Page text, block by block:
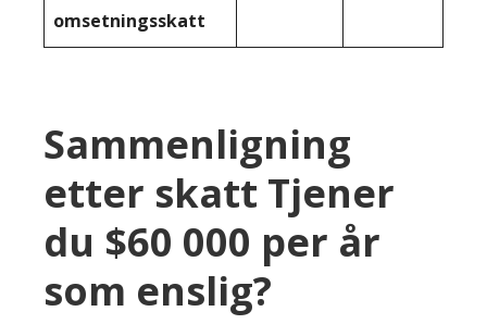
omsetningsskatt
Sammenligning
etter skatt Tjener
du $60 000 per år
som enslig?